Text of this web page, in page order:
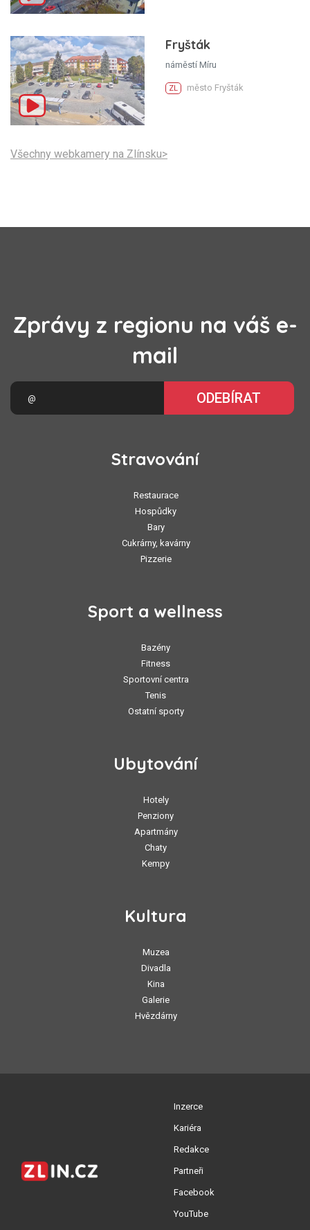
Fryšták
náměstí Míru
ZL město Fryšták
Všechny webkamery na Zlínsku>
Zprávy z regionu na váš e-
mail
ODEBÍRAT
Stravování
Restaurace
Hospůdky
Bary
Cukrárny, kavárny
Pizzerie
Sport a wellness
Bazény
Fitness
Sportovní centra
Tenis
Ostatní sporty
Ubytování
Hotely
Penziony
Apartmány
Chaty
Kempy
Kultura
Muzea
Divadla
Kina
Galerie
Hvězdárny
Inzerce
Kariéra
Redakce
Partneři
Facebook
YouTube